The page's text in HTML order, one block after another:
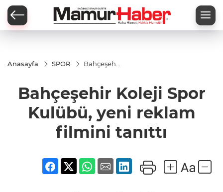
Anasayfa SPOR
Bahçeşehir
yeni
reklam
tanıttı
Bahçeşehir Koleji Spor
Kulübü, yeni reklam
filmini tanıttı